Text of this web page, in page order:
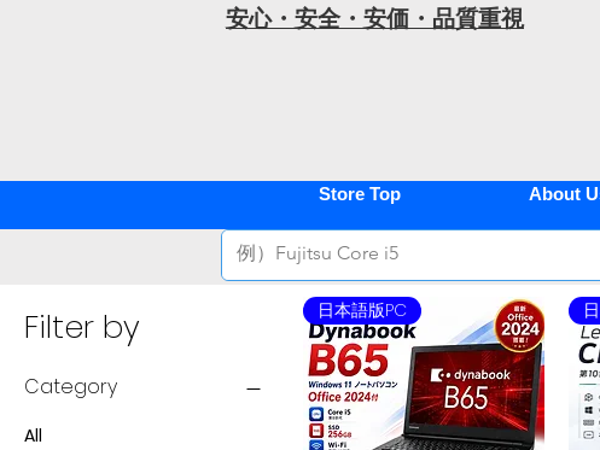
安心・安全・安価・品質重視
Store Top About
Filter by
Category
All
日本語版PC